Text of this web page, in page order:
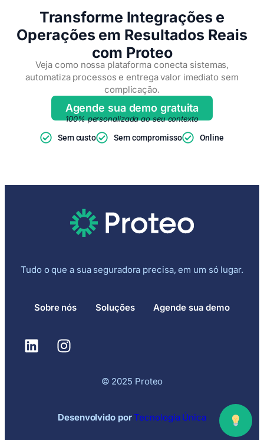
Transforme Integrações e
Operações em Resultados Reais
com Proteo
Veja como nossa plataforma conecta sistemas,
automatiza processos e entrega valor imediato sem
complicação.
Agende sua demo gratuita
100% personalizada ao seu contexto
Sem custo
Sem compromisso Online
Tudo o que a sua seguradora precisa, em um só lugar.
Sobre nós Soluções Agende sua demo
© 2025 Proteo
Desenvolvido por Tecnologia Única